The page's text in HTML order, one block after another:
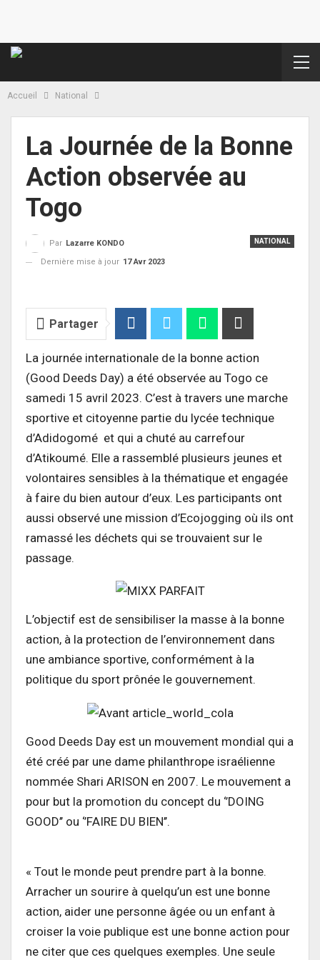
Accueil National
La Journée de la Bonne
Action observée au
Togo
NATIONAL
Par Lazarre KONDO
Dernière mise à jour 17 Avr 2023
Partager
La journée internationale de la bonne action
(Good Deeds Day) a été observée au Togo ce
samedi 15 avril 2023. C’est à travers une marche
sportive et citoyenne partie du lycée technique
d’Adidogomé et qui a chuté au carrefour
d’Atikoumé. Elle a rassemblé plusieurs jeunes et
volontaires sensibles à la thématique et engagée
à faire du bien autour d’eux. Les participants ont
aussi observé une mission d’Ecojogging où ils ont
ramassé les déchets qui se trouvaient sur le
passage.
L’objectif est de sensibiliser la masse à la bonne
action, à la protection de l’environnement dans
une ambiance sportive, conformément à la
politique du sport prônée le gouvernement.
Good Deeds Day est un mouvement mondial qui a
été créé par une dame philanthrope israélienne
nommée Shari ARISON en 2007. Le mouvement a
pour but la promotion du concept du ‘’DOING
GOOD’’ ou ‘’FAIRE DU BIEN’’.
« Tout le monde peut prendre part à la bonne.
Arracher un sourire à quelqu’un est une bonne
action, aider une personne âgée ou un enfant à
croiser la voie publique est une bonne action pour
ne citer que ces quelques exemples. Une seule